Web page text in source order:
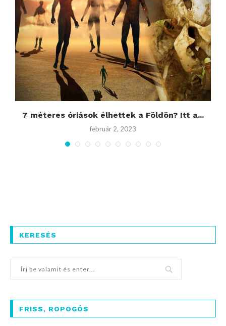
7 méteres óriások élhettek a Földön? Itt a...
február 2, 2023
KERESÉS
FRISS, ROPOGÓS